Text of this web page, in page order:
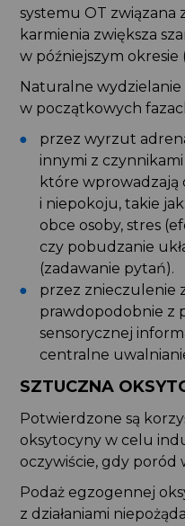
systemu OT związana
karmienia zwiększa
w późniejszym okresie
Naturalne
w początkowych
przez wyrzut
innymi z
które wprowadzają
i niepokoju, takie
obce osoby, stres
czy pobudzanie
(zadawanie pytań).
przez znieczulenie
prawdopodobnie z
sensorycznej
centralne
SZTUCZNA
Potwierdzone są
oksytocyny w celu
oczywiście, gdy poród
Podaż egzogennej
z działaniami